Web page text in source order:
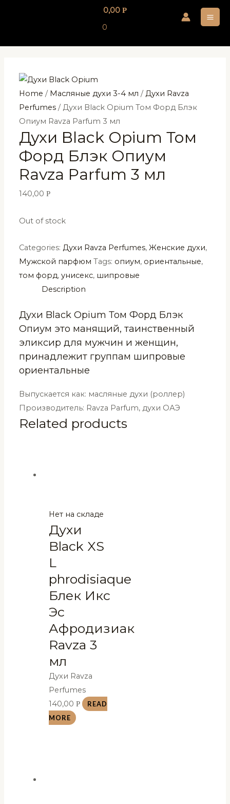
0,00 Р
0
Home / Масляные духи 3-4 мл /Духи Ravza
Perfumes / Духи Black Opium Том Форд Блэк
Опиум Ravza Parfum 3 мл
Духи Black Opium Том
Форд Блэк Опиум
Ravza Parfum 3 мл
140,00Р
Out of stock
Categories:Духи Ravza Perfumes,Женские духи,
Мужской парфюм Tags: опиум, ориентальные,
том форд,унисекс, шипровые
Description
Духи Black Opium Том Форд Блэк
Опиум это манящий, таинственный
эликсир для мужчин и женщин,
принадлежит группам шипровые
ориентальные
Выпускается как: масляные духи (роллер)
Производитель: Ravza Parfum, духи ОАЭ
Related products
Нет на складе
Духи
Black XS
L
phrodisiaque
Блек Икс
Эс
Афродизиак
Ravza 3
мл
Духи Ravza
Perfumes
140,00Р
READ
MORE